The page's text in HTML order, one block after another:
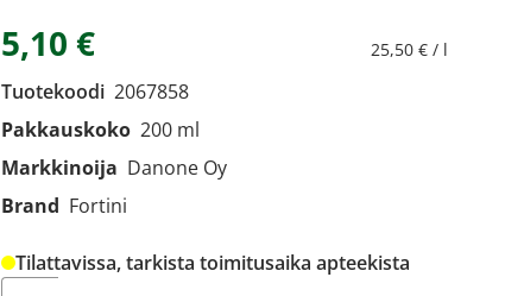
5,10 € 25,50 € / l
Tuotekoodi 2067858
Pakkauskoko 200 ml
Markkinoija Danone Oy
Brand Fortini
Tilattavissa, tarkista toimitusaika apteekista